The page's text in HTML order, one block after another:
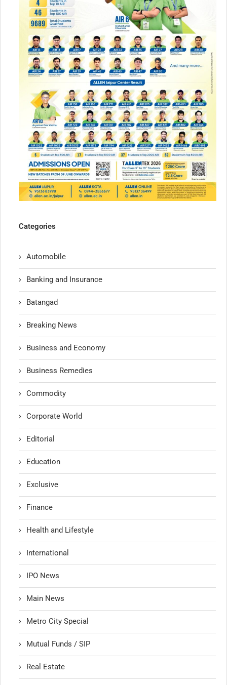
Categories
Automobile
Banking and Insurance
Batangad
Breaking News
Business and Economy
Business Remedies
Commodity
Corporate World
Editorial
Education
Exclusive
Finance
Health and Lifestyle
International
IPO News
Main News
Metro City Special
Mutual Funds / SIP
Real Estate